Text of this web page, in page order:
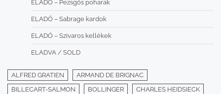
ELADÓ – Pezsgős poharak
ELADÓ – Sabrage kardok
ELADÓ – Szivaros kellékek
ELADVA / SOLD
ALFRED GRATIEN
ARMAND DE BRIGNAC
BILLECART-SALMON
BOLLINGER
CHARLES HEIDSIECK